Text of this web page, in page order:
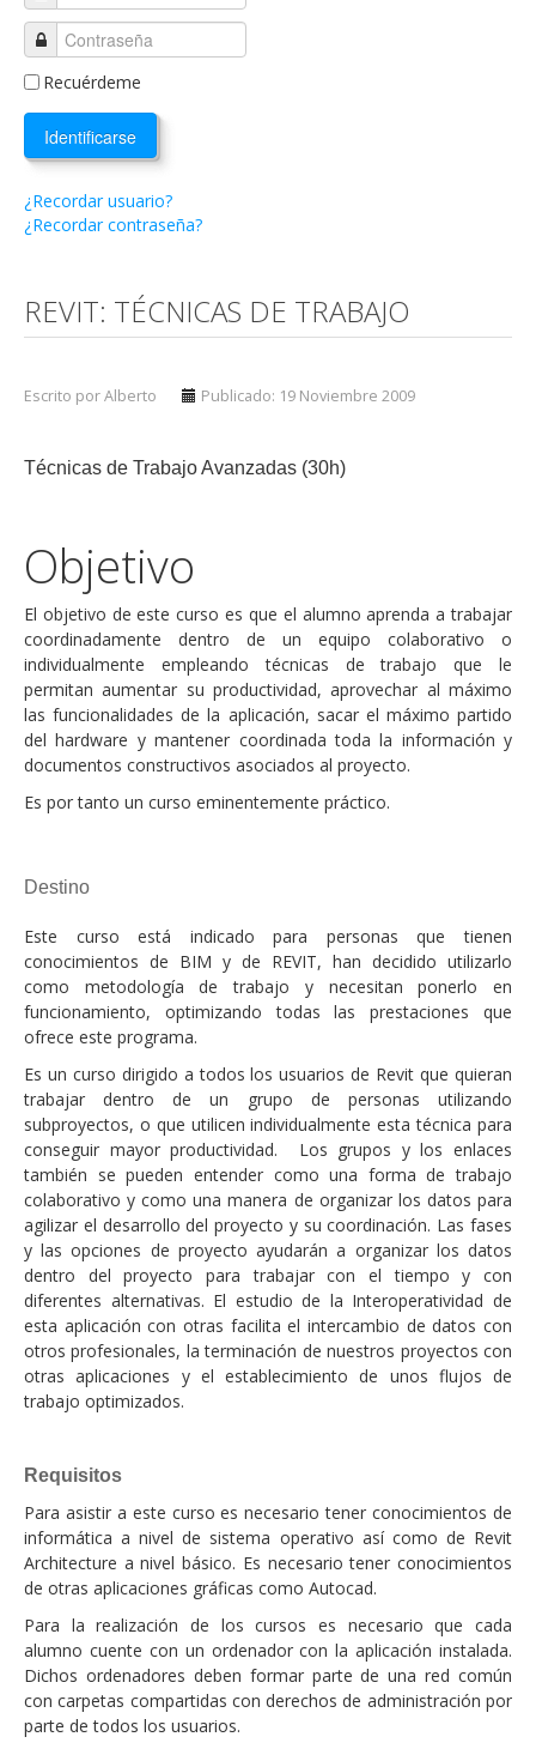
Recuérdeme
Identificarse
¿Recordar usuario?
¿Recordar contraseña?
REVIT: TÉCNICAS DE TRABAJO
Escrito por Alberto Publicado: 19 Noviembre 2009
Técnicas de Trabajo Avanzadas (30h)
Objetivo
El objetivo de este curso es que el alumno aprenda a trabajar
coordinadamente dentro de un equipo colaborativo o
individualmente empleando técnicas de trabajo que le
permitan aumentar su productividad, aprovechar al máximo
las funcionalidades de la aplicación, sacar el máximo partido
del hardware y mantener coordinada toda la información y
documentos constructivos asociados al proyecto.
Es por tanto un curso eminentemente práctico.
Destino
Este curso está indicado para personas que tienen
conocimientos de BIM y de REVIT, han decidido utilizarlo
como metodología de trabajo y necesitan ponerlo en
funcionamiento, optimizando todas las prestaciones que
ofrece este programa.
Es un curso dirigido a todos los usuarios de Revit que quieran
trabajar dentro de un grupo de personas utilizando
subproyectos, o que utilicen individualmente esta técnica para
conseguir mayor productividad. Los grupos y los enlaces
también se pueden entender como una forma de trabajo
colaborativo y como una manera de organizar los datos para
agilizar el desarrollo del proyecto y su coordinación. Las fases
y las opciones de proyecto ayudarán a organizar los datos
dentro del proyecto para trabajar con el tiempo y con
diferentes alternativas. El estudio de la Interoperatividad de
esta aplicación con otras facilita el intercambio de datos con
otros profesionales, la terminación de nuestros proyectos con
otras aplicaciones y el establecimiento de unos flujos de
trabajo optimizados.
Requisitos
Para asistir a este curso es necesario tener conocimientos de
informática a nivel de sistema operativo así como de Revit
Architecture a nivel básico. Es necesario tener conocimientos
de otras aplicaciones gráficas como Autocad.
Para la realización de los cursos es necesario que cada
alumno cuente con un ordenador con la aplicación instalada.
Dichos ordenadores deben formar parte de una red común
con carpetas compartidas con derechos de administración por
parte de todos los usuarios.